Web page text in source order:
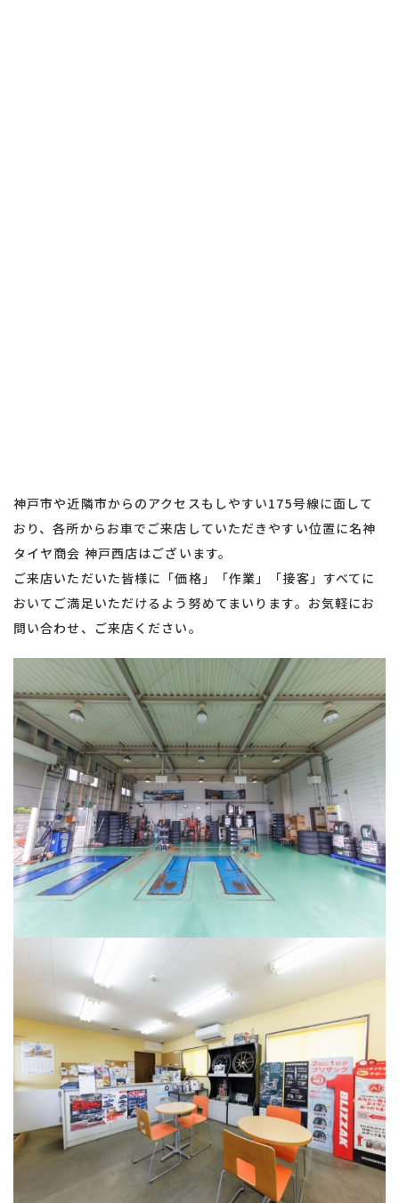
神戸市や近隣市からのアクセスもしやすい175号線に面して
おり、各所からお車でご来店していただきやすい位置に名神
タイヤ商会 神戸西店はございます。
ご来店いただいた皆様に「価格」「作業」「接客」すべてに
おいてご満足いただけるよう努めてまいります。お気軽にお
問い合わせ、ご来店ください。